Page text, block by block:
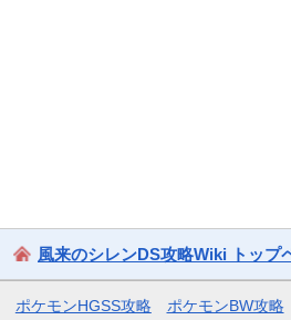
風来のシレンDS攻略Wiki トップ
ポケモンHGSS攻略 ポケモンBW攻略